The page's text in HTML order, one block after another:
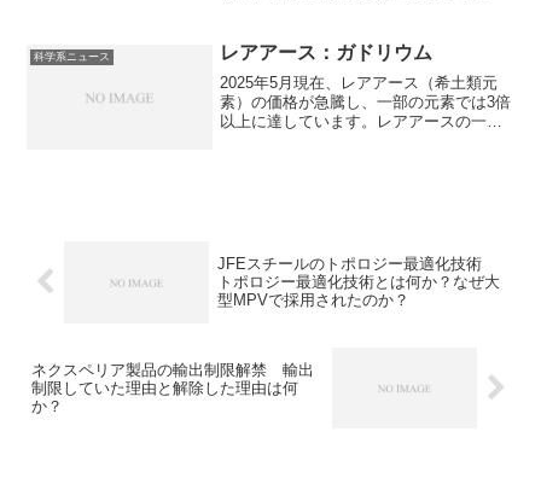
プロセスの内容を知ることができます。
科学系ニュース レアアース：ガドリウム
2025年5月現在、レアアース（希土類元
素）の価格が急騰し、一部の元素では3倍
以上に達しています。レアアースの一種
JFEスチールのトポロジー最適化技術
トポロジー最適化技術とは何か？なぜ大
型MPVで採用されたのか？
ネクスペリア製品の輸出制限解禁 輸出
制限していた理由と解除した理由は何
か？